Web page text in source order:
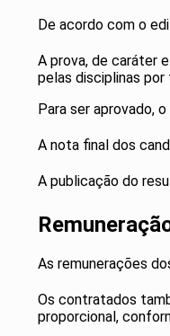
De acordo com o
A prova, de caráter
pelas disciplinas por
Para ser aprovado,
A nota final dos
A publicação do
As remunerações
Os contratados
proporcional,